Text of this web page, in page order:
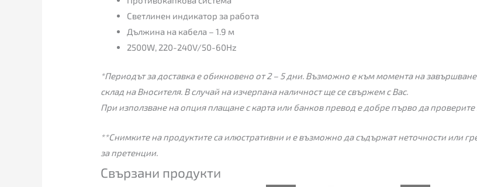
Светлинен индикатор за работа
Дължина на кабела – 1.9 м
2500W, 220-240V/50-60Hz
*Периодът за доставка е обикновено от 2 – 5 дни. Възможно е към момента на
склад на Вносителя. В случай на изчерпана наличност ще се свържем с Вас.
При използване на опция плащане с карта или банков превод е добре първо да
**Снимките на продуктите са илюстративни и е възможно да съдържат неточности или
за претенции.
Свързани продукти